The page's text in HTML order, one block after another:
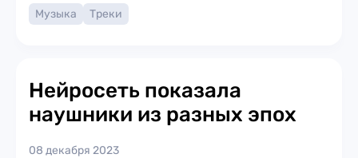
Музыка Треки
Нейросеть показала
наушники из разных эпох
08 декабря 2023